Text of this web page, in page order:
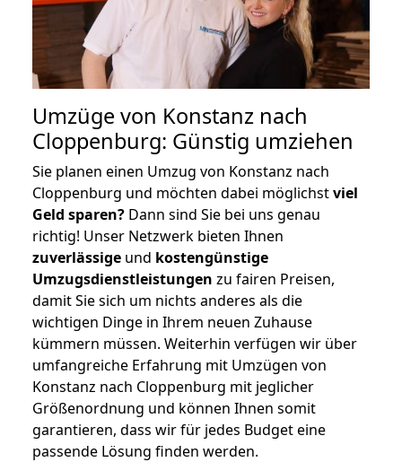
Umzüge von Konstanz nach
Cloppenburg: Günstig umziehen
Sie planen einen Umzug von Konstanz nach
Cloppenburg und möchten dabei möglichstviel
Geld sparen? Dann sind Sie bei uns genau
richtig! Unser Netzwerk bieten Ihnen
zuverlässige und kostengünstige
Umzugsdienstleistungen zu fairen Preisen,
damit Sie sich um nichts anderes als die
wichtigen Dinge in Ihrem neuen Zuhause
kümmern müssen. Weiterhin verfügen wir über
umfangreiche Erfahrung mit Umzügen von
Konstanz nach Cloppenburg mit jeglicher
Größenordnung und können Ihnen somit
garantieren, dass wir für jedes Budget eine
passende Lösung finden werden.